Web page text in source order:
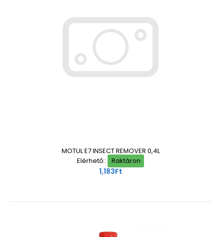
MOTUL E7 INSECT REMOVER 0,4L
Elérhető::
Raktáron
1,183Ft